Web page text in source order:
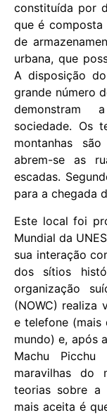
constituída por
que é composta
de
urbana, que
A disposição
grande número
demonstram
sociedade. Os
montanhas
abrem-se as
escadas.
para a chegada
Este local foi
Mundial da
sua interação
dos sítios
organização
(NOWC) realiza
e telefone
mundo) e, após
Machu
maravilhas do
teorias sobre a
mais aceita é